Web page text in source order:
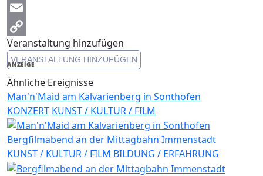
Messenger
Email
Copy
Link
Veranstaltung hinzufügen
VERANSTALTUNG HINZUFÜGEN
ANZEIGE
Ähnliche Ereignisse
Man'n'Maid am Kalvarienberg in Sonthofen
KONZERT KUNST / KULTUR / FILM
Bergfilmabend an der Mittagbahn Immenstadt
KUNST / KULTUR / FILM BILDUNG / ERFAHRUNG